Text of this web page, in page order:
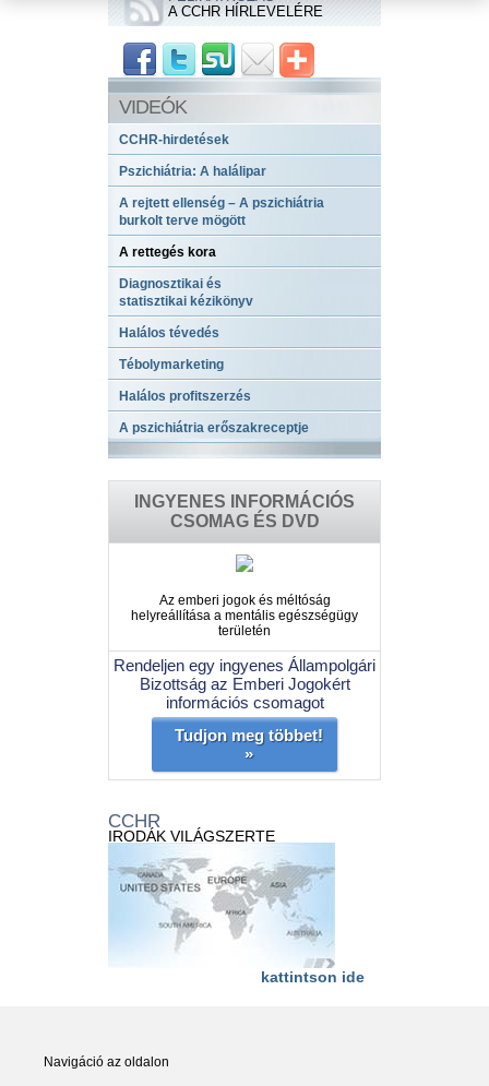
A CCHR HÍRLEVELÉRE
VIDEÓK
CCHR-hirdetések
Pszichiátria: A halálipar
A rejtett ellenség – A pszichiátria
burkolt terve mögött
A rettegés kora
Diagnosztikai és
statisztikai kézikönyv
Halálos tévedés
Tébolymarketing
Halálos profitszerzés
A pszichiátria erőszakreceptje
INGYENES INFORMÁCIÓS
CSOMAG ÉS DVD
Az emberi jogok és méltóság
helyreállítása a mentális egészségügy
területén
Rendeljen egy ingyenes Állampolgári
Bizottság az Emberi Jogokért
információs csomagot
Tudjon meg többet!
»
CCHR
IRODÁK VILÁGSZERTE
kattintson ide
Navigáció az oldalon